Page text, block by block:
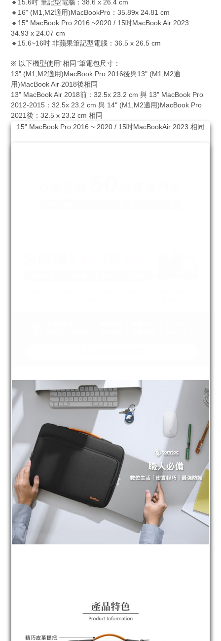
🔸15.6吋 筆記型電腦： 38.6 x 26.4 cm
🔸16" (M1,M2適用)MacBookPro ： 35.89x 24.81 cm
🔸15" MacBook Pro 2016 ~2020 / 15吋MacBook Air 2023 :
34.93 x 24.07 cm
🔸15.6~16吋 非蘋果筆記型電腦： 36.5 x 26.5 cm
※ 以下機型使用“相同 ”筆電包尺寸：
13" (M1,M2適用)MacBook Pro 2016後與13" (M1,M2適
用)MacBook Air 2018後相同
13" MacBook Air 2018前： 32.5x 23.2 cm 與 13" MacBook Pro
2012-2015 ： 32.5x 23.2 cm 與 14" (M1,M2適用)MacBook Pro
2021 後： 32.5 x 23.2 cm 相同
15" MacBook Pro 2016 ~ 2020 / 15吋MacBookAir 2023 相同